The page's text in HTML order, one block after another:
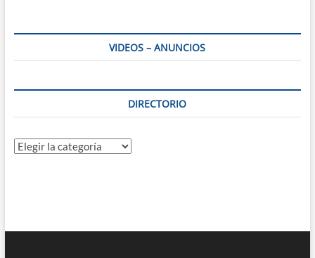
VIDEOS – ANUNCIOS
DIRECTORIO
Directorio